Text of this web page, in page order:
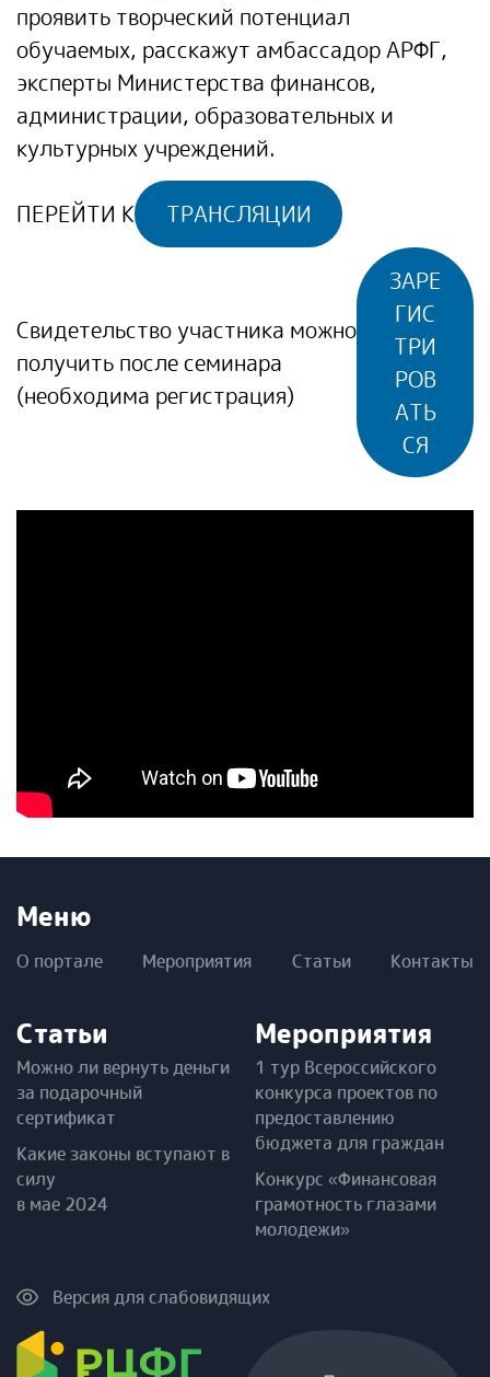
проявить творческий потенциал
обучаемых, расскажут амбассадор АРФГ,
эксперты Министерства финансов,
администрации, образовательных и
культурных учреждений.
ПЕРЕЙТИ К ТРАНСЛЯЦИИ
Свидетельство участника можно
получить после семинара
(необходима регистрация)
ЗАРЕ
ГИС
ТРИ
РОВ
АТЬ
СЯ
Меню
О портале Мероприятия Статьи Контакты
Статьи
Можно ли вернуть деньги
за подарочный
сертификат
Какие законы вступают в
силу
в мае 2024
Мероприятия
1 тур Всероссийского
конкурса проектов по
предоставлению
бюджета для граждан
Конкурс «Финансовая
грамотность глазами
молодежи»
Версия для слабовидящих